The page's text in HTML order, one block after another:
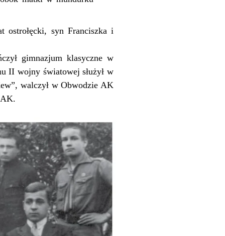
ostrołęcki, syn Franciszka i
gimnazjum klasyczne w
II wojny światowej służył w
walczył w Obwodzie AK
AK.